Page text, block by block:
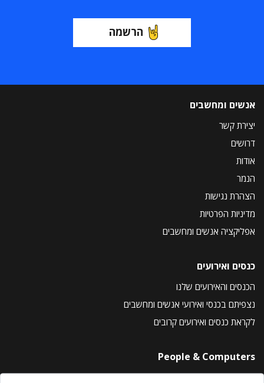
הרשמה
אנשים ומחשבים
יצירת קשר
דרושים
אודות
הנמר
הצהרת נגישות
מדיניות הפרטיות
אפליקציה אנשים ומחשבים
כנסים ואירועים
הכנסים והאירועים שלנו
נצפיתם בכנסי ואירועי אנשים ומחשבים
לקראת כנסים ואירועים קרובים
People & Computers
About Us